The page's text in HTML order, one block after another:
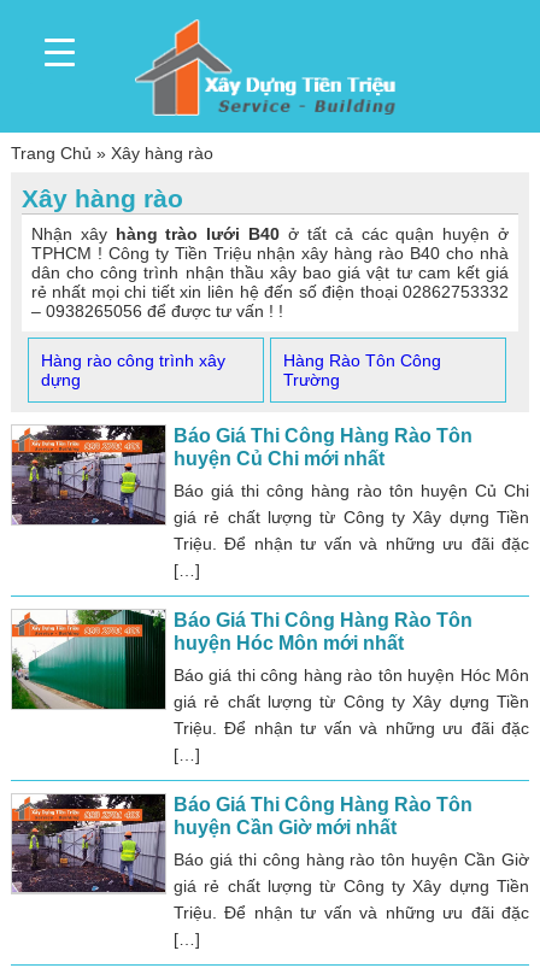
Trang Chủ » Xây hàng rào
Xây hàng rào
Nhận xây hàng trào lưới B40 ở tất cả các quận huyện ở
TPHCM ! Công ty Tiền Triệu nhận xây hàng rào B40 cho nhà
dân cho công trình nhận thầu xây bao giá vật tư cam kết giá
rẻ nhất mọi chi tiết xin liên hệ đến số điện thoại 02862753332
– 0938265056 để được tư vấn ! !
Hàng rào công trình xây
dựng
Hàng Rào Tôn Công
Trường
Báo Giá Thi Công Hàng Rào Tôn
huyện Củ Chi mới nhất
Báo giá thi công hàng rào tôn huyện Củ Chi
giá rẻ chất lượng từ Công ty Xây dựng Tiền
Triệu. Để nhận tư vấn và những ưu đãi đặc
[…]
Báo Giá Thi Công Hàng Rào Tôn
huyện Hóc Môn mới nhất
Báo giá thi công hàng rào tôn huyện Hóc Môn
giá rẻ chất lượng từ Công ty Xây dựng Tiền
Triệu. Để nhận tư vấn và những ưu đãi đặc
[…]
Báo Giá Thi Công Hàng Rào Tôn
huyện Cần Giờ mới nhất
Báo giá thi công hàng rào tôn huyện Cần Giờ
giá rẻ chất lượng từ Công ty Xây dựng Tiền
Triệu. Để nhận tư vấn và những ưu đãi đặc
[…]